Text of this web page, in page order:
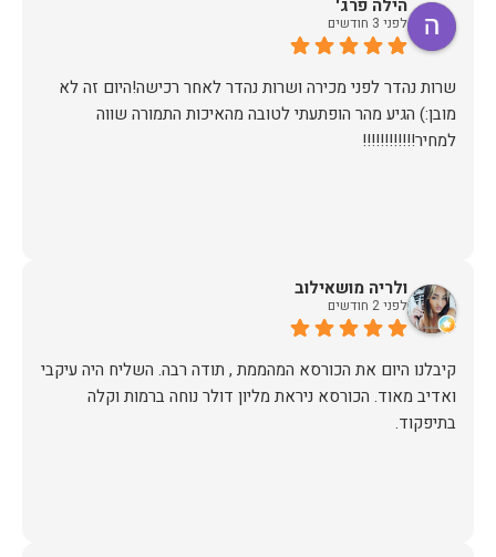
הילה פרג'
לפני 3 חודשים
שרות נהדר לפני מכירה ושרות נהדר לאחר רכישה!היום זה לא
מובן:) הגיע מהר הופתעתי לטובה מהאיכות התמורה שווה
למחיר!!!!!!!!!!!!
ולריה מושאילוב
לפני 2 חודשים
קיבלנו היום את הכורסא המהממת , תודה רבה. השליח היה עיקבי
ואדיב מאוד. הכורסא ניראת מליון דולר נוחה ברמות וקלה
בתיפקוד.